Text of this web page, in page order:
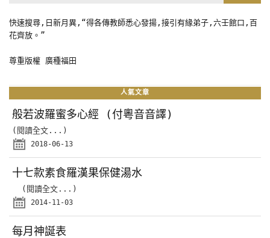
快速搜尋,日新月異,“得各傳教師悉心發揚,接引有緣弟子,六壬館口,百
花齊放。”
尊重版權 廣種福田
人氣文章
般若波羅蜜多心經 (付粵音音譯)
(閱讀全文...)
2018-06-13
十七款素食羅漢果保健湯水
(閱讀全文...)
2014-11-03
每月神誕表